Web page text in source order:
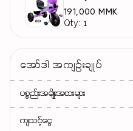
191,000 MMK
Qty: 1
အော်ဒါ အကျဉ်းချုပ်
ပစ္စည်းအမျိုးအစားများ
ကျသင့်ငွေ